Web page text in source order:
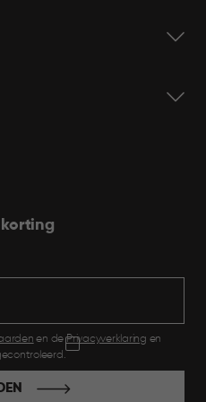
korting
en dePrivacyverklaring en